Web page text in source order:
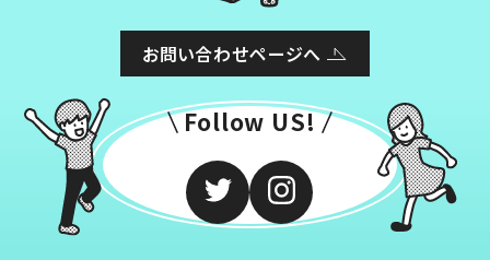
お問い合わせページへ
Follow US!